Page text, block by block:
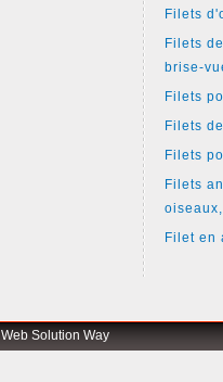
Filets
Filets
brise-
Filets
Filets
Filets
Filets
Filet en
Web Solution Way